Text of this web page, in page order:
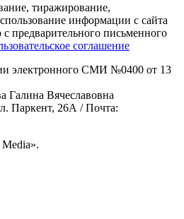
тиражирование,
информации с сайта
предварительного письменного
соглашение
электронного СМИ №0400 от 13
Галина Вячеславовна
Паркент, 26А / Почта: